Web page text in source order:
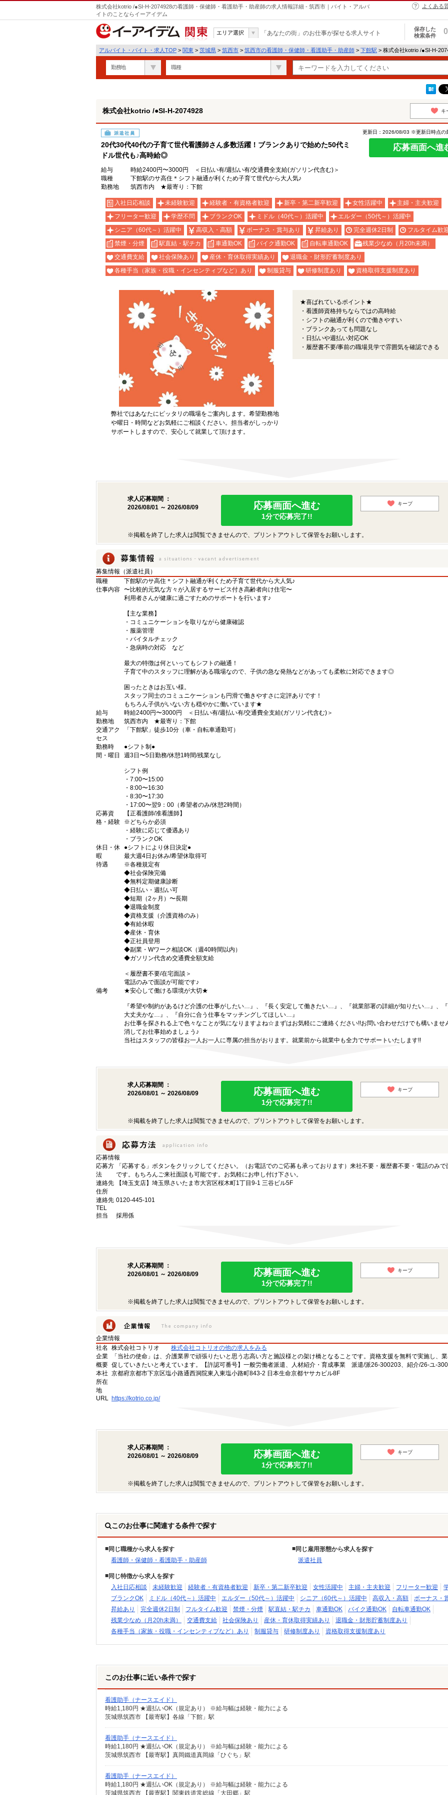
株式会社kotrio /●SI-H-2074928の看護師・保健師・看護助手・助産師の求人情報詳細 - 筑西市｜バイト・アルバ
イトのことならイーアイデム
よくある
関東
エリア選択 「あなたの街」のお仕事が探せる求人サイト
保存した
検索条件
0
アルバイト・バイト・求人TOP > 関東 > 茨城県 > 筑西市 > 筑西市の看護師・保健師・看護助手・助産師 > 下館駅 > 株式会社kotrio /●SI-H-
勤務地 職種
株式会社kotrio /●SI-H-2074928 キ
派遣社員
20代30代40代の子育て世代看護師さん多数活躍！ブランクありで始めた50代ミ
ドル世代も♪高時給◎
更新日：2026/08/03 ※更新日時点の
応募画面へ進
給与
時給2400円〜3000円 ＜日払い有/週払い有/交通費全支給(ガソリン代含む)＞
職種
下館駅のサ高住＊シフト融通が利くため子育て世代から大人気♪
勤務地
筑西市内 ★最寄り：下館
入社日応相談 未経験歓迎 経験者・有資格者歓迎 新卒・第二新卒歓迎 女性活躍中
主婦・主夫歓迎
フリーター歓迎
学歴不問 ブランクOK ミドル（40代～）活躍中
エルダー（50代～）活躍中
シニア（60代～）活躍中
高収入・高額 ボーナス・賞与あり 昇給あり 完全週休2日制
フルタイム歓
禁煙・分煙
駅直結・駅チカ 車通勤OK バイク通勤OK 自転車通勤OK
残業少なめ（月20h未満）
交通費支給
社会保険あり 産休・育休取得実績あり
退職金・財形貯蓄制度あり
各種手当（家族・役職・インセンティブなど）あり
制服貸与 研修制度あり 資格取得支援制度あり
弊社ではあなたにピッタリの職場をご案内します。希望勤務地
や曜日・時間などお気軽にご相談ください。担当者がしっかり
サポートしますので、安心して就業して頂けます。
★喜ばれているポイント★
・看護師資格持ちならではの高時給
・シフトの融通が利くので働きやすい
・ブランクあっても問題なし
・日払いや週払い対応OK
・履歴書不要/事前の職場見学で雰囲気を確認できる
求人応募期間 ：
2026/08/01 ～ 2026/08/09
応募画面へ進む
1分で応募完了!!
キープ
※掲載を終了した求人は閲覧できませんので、プリントアウトして保管をお願いします。
募集情報（派遣社員）
職種
下館駅のサ高住＊シフト融通が利くため子育て世代から大人気♪
仕事内容 〜比較的元気な方々が入居するサービス付き高齢者向け住宅〜
利用者さんが健康に過ごすためのサポートを行います♪
【主な業務】
・コミュニケーションを取りながら健康確認
・服薬管理
・バイタルチェック
・急病時の対応 など
最大の特徴は何といってもシフトの融通！
子育て中のスタッフに理解がある職場なので、子供の急な発熱などがあっても柔軟に対応できます◎
困ったときはお互い様。
スタッフ同士のコミュニケーションも円滑で働きやすさに定評ありです！
もちろん子供がいない方も穏やかに働いています★
給与
時給2400円〜3000円 ＜日払い有/週払い有/交通費全支給(ガソリン代含む)＞
勤務地
筑西市内 ★最寄り：下館
交通アク
セス
「下館駅」徒歩10分（車・自転車通勤可）
勤務時
間・曜日
●シフト制●
週3日〜5日勤務/休憩1時間/残業なし
シフト例
・7:00〜15:00
・8:00〜16:30
・8:30〜17:30
・17:00〜翌9：00（希望者のみ/休憩2時間）
応募資
格・経験
【正看護師/准看護師】
※どちらか必須
・経験に応じて優遇あり
・ブランクOK
休日・休
暇
●シフトにより休日決定●
最大週4日お休み/希望休取得可
待遇
※各種規定有
◆社会保険完備
◆無料定期健康診断
◆日払い・週払い可
◆短期（2ヶ月）〜長期
◆退職金制度
◆資格支援（介護資格のみ）
◆有給休暇
◆産休・育休
◆正社員登用
◆副業・Wワーク相談OK（週40時間以内）
◆ガソリン代含め交通費全額支給
＜履歴書不要/在宅面談＞
電話のみで面談が可能です♪
備考
★安心して働ける環境が大切★
『希望や制約があるけど介護の仕事がしたい…』、『長く安定して働きたい…』、『就業部署の詳細が知りたい…』、
大丈夫かな…』、『自分に合う仕事をマッチングしてほしい…』
お仕事を探される上で色々なことが気になりますよね☆まずはお気軽にご連絡ください!!お問い合わせだけでも構いませ
消してお仕事始めましょう♪
当社はスタッフの皆様お一人お一人に専属の担当がおります。就業前から就業中も全力でサポートいたします!!
求人応募期間 ：
2026/08/01 ～ 2026/08/09
応募画面へ進む
1分で応募完了!!
キープ
※掲載を終了した求人は閲覧できませんので、プリントアウトして保管をお願いします。
応募情報
応募方
法
「応募する」ボタンをクリックしてください。（お電話でのご応募も承っております）来社不要・履歴書不要・電話のみで
です。もちろんご来社面談も可能です。お気軽にお申し付け下さい。
連絡先
住所
【埼玉支店】埼玉県さいたま市大宮区桜木町1丁目9-1 三谷ビル5F
連絡先
TEL
0120-445-101
担当 採用係
求人応募期間 ：
2026/08/01 ～ 2026/08/09
応募画面へ進む
1分で応募完了!!
キープ
※掲載を終了した求人は閲覧できませんので、プリントアウトして保管をお願いします。
企業情報
社名
株式会社コトリオ
株式会社コトリオの他の求人をみる
企業
概要
「当社の使命」は、介護業界で頑張りたいと思う志高い方と施設様との架け橋となることです。資格支援を無料で実施し、
促していきたいと考えています。【許認可番号】一般労働者派遣、人材紹介・育成事業 派遣/派26-300203、紹介/26-ユ-
本社
所在
地
京都府京都市下京区塩小路通西洞院東入東塩小路町843-2 日本生命京都ヤサカビル8F
URL https://kotrio.co.jp/
求人応募期間 ：
2026/08/01 ～ 2026/08/09
応募画面へ進む
1分で応募完了!!
キープ
※掲載を終了した求人は閲覧できませんので、プリントアウトして保管をお願いします。
このお仕事に関連する条件で探す
同じ職種から求人を探す
看護師・保健師・看護助手・助産師
同じ雇用形態から求人を探す
派遣社員
同じ特徴から求人を探す
入社日応相談
未経験歓迎 経験者・有資格者歓迎 新卒・第二新卒歓迎 女性活躍中 主婦・主夫歓迎 フリーター歓迎
ブランクOK
ミドル（40代～）活躍中 エルダー（50代～）活躍中 シニア（60代～）活躍中 高収入・高額
ボーナス・
昇給あり
完全週休2日制 フルタイム歓迎 禁煙・分煙 駅直結・駅チカ 車通勤OK バイク通勤OK
自転車通勤OK
残業少なめ（月20h未満）
交通費支給 社会保険あり 産休・育休取得実績あり
退職金・財形貯蓄制度あり
各種手当（家族・役職・インセンティブなど）あり
制服貸与 研修制度あり 資格取得支援制度あり
このお仕事に近い条件で探す
看護助手（ナースエイド）
時給1,180円 ★週払いOK（規定あり） ※給与幅は経験・能力による
茨城県筑西市 【最寄駅】各線「下館」駅
看護助手（ナースエイド）
時給1,180円 ★週払いOK（規定あり） ※給与幅は経験・能力による
茨城県筑西市 【最寄駅】真岡鐵道真岡線「ひぐち」駅
看護助手（ナースエイド）
時給1,180円 ★週払いOK（規定あり） ※給与幅は経験・能力による
茨城県筑西市 【最寄駅】関東鉄道常総線「大田郷」駅